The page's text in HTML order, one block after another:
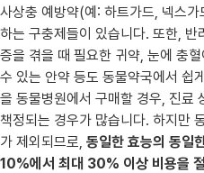
사상충 예방약(예: 하트가드, 넥스
하는 구충제들이 있습니다. 또한,
증을 겪을 때 필요한 귀약, 눈에 충
수 있는 안약 등도 동물약국에서 쉽
을 동물병원에서 구매할 경우, 진료
책정되는 경우가 많습니다. 하지만
가 제외되므로, 동일한 효능의 동일
10%에서 최대 30% 이상 비용을